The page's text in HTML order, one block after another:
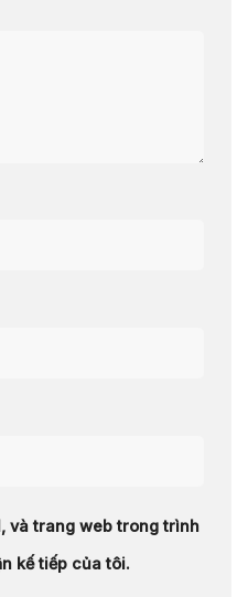
và trang web trong trình
kế tiếp của tôi.